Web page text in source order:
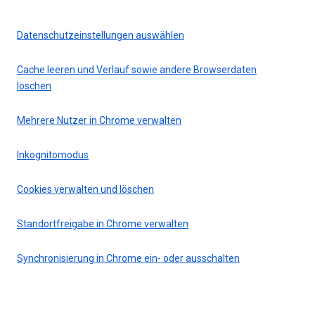
Datenschutzeinstellungen auswählen
Cache leeren und Verlauf sowie andere Browserdaten
löschen
Mehrere Nutzer in Chrome verwalten
Inkognitomodus
Cookies verwalten und löschen
Standortfreigabe in Chrome verwalten
Synchronisierung in Chrome ein- oder ausschalten